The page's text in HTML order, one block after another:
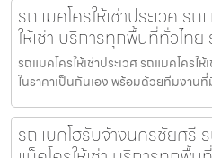
รถแมคโครให้เช่าประเวศ ร
ให้เช่า บริการทุกพื้นที่ทั่วไทย
รถแมคโครให้เช่าประเวศ รถแมคโครใ
ในราคาเป็นกันเอง พร้อมด้วยทีมงาน
รถแบคโฮรับจ้างนครชัยศรี